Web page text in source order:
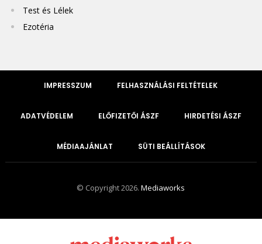
Test és Lélek
Ezotéria
IMPRESSZUM FELHASZNÁLÁSI FELTÉTELEK
ADATVÉDELEM ELŐFIZETŐI ÁSZF HIRDETÉSI ÁSZF
MÉDIAAJÁNLAT SÜTI BEÁLLÍTÁSOK
© Copyright 2026.Mediaworks